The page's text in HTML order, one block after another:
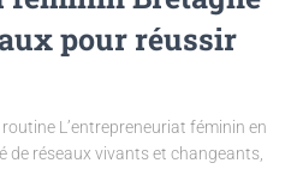
pour réussir
L’entrepreneuriat féminin en
de réseaux vivants et changeants,